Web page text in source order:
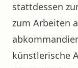
stattdessen
zum Arbeiten
künstlerische